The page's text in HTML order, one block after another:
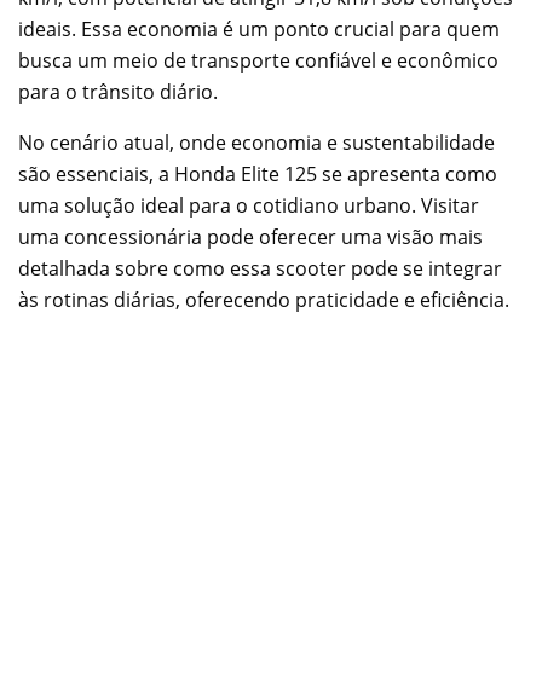
ideais. Essa economia é um ponto crucial para quem
busca um meio de transporte confiável e econômico
para o trânsito diário.
No cenário atual, onde economia e sustentabilidade
são essenciais, a Honda Elite 125 se apresenta como
uma solução ideal para o cotidiano urbano. Visitar
uma concessionária pode oferecer uma visão mais
detalhada sobre como essa scooter pode se integrar
às rotinas diárias, oferecendo praticidade e eficiência.